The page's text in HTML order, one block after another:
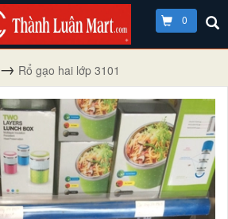
0
Rổ gạo hai lớp 3101